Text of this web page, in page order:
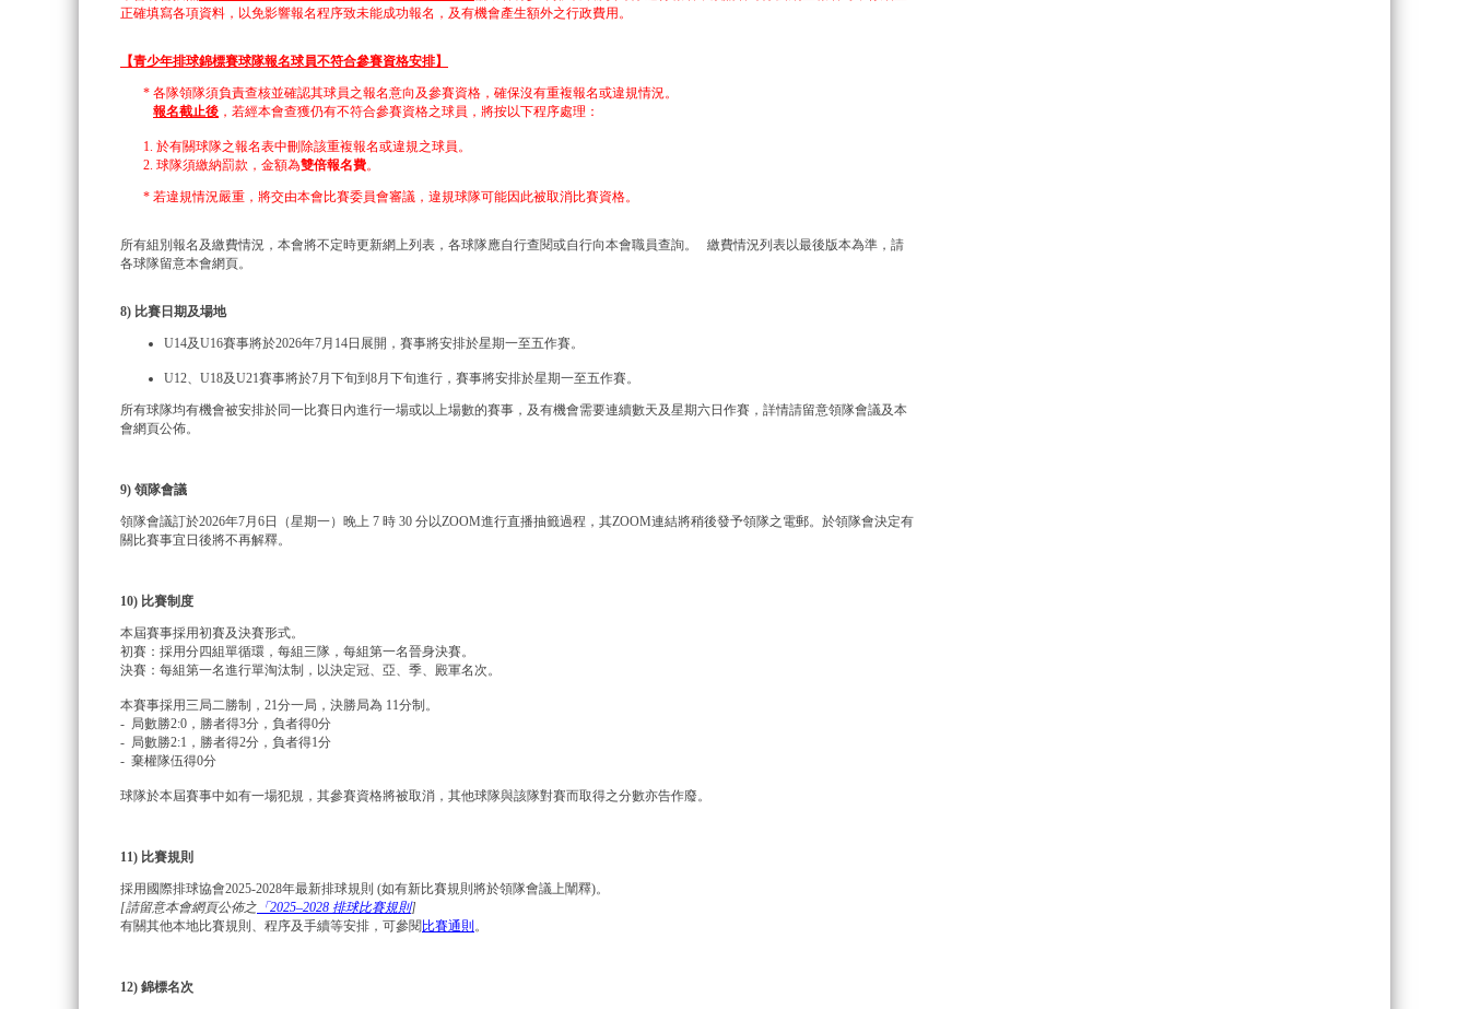
正確填寫各項資料，以免影響報名程序致未能成功報名，及有機會產生額外之行政費用。
【青少年排球錦標賽球隊報名球員不符合參賽資格安排】
* 各隊領隊須負責查核並確認其球員之報名意向及參賽資格，確保沒有重複報名或違規情況。
報名截止後 ，若經本會查獲仍有不符合參賽資格之球員，將按以下程序處理：
1. 於有關球隊之報名表中刪除該重複報名或違規之球員。
2. 球隊須繳納罰款，金額為雙倍報名費。
* 若違規情況嚴重，將交由本會比賽委員會審議，違規球隊可能因此被取消比賽資格。
所有組別報名及繳費情況，本會將不定時更新網上列表，各球隊應自行查閱或自行向本會職員查詢。 繳費情況列表以最後版本為準，請
各球隊留意本會網頁。
8) 比賽日期及場地
U14及U16賽事將於2026年7月14日展開，賽事將安排於星期一至五作賽。
U12、U18及U21賽事將於7月下旬到8月下旬進行，賽事將安排於星期一至五作賽。
所有球隊均有機會被安排於同一比賽日內進行一場或以上場數的賽事，及有機會需要連續數天及星期六日作賽，詳情請留意領隊會議及本
會網頁公佈。
9) 領隊會議
領隊會議訂於2026年7月6日（星期一）晚上 7 時 30 分以ZOOM進行直播抽籤過程，其ZOOM連結將稍後發予領隊之電郵。於領隊會決定有
關比賽事宜日後將不再解釋。
10) 比賽制度
本屆賽事採用初賽及決賽形式。
初賽：採用分四組單循環，每組三隊，每組第一名晉身決賽。
決賽：每組第一名進行單淘汰制，以決定冠、亞、季、殿軍名次。
本賽事採用三局二勝制，21分一局，決勝局為 11分制。
- 局數勝2:0，勝者得3分，負者得0分
- 局數勝2:1，勝者得2分，負者得1分
- 棄權隊伍得0分
球隊於本屆賽事中如有一場犯規，其參賽資格將被取消，其他球隊與該隊對賽而取得之分數亦告作廢。
11) 比賽規則
採用國際排球協會2025-2028年最新排球規則 (如有新比賽規則將於領隊會議上闡釋)。
[請留意本會網頁公佈之 「2025–2028 排球比賽規則]
有關其他本地比賽規則、程序及手續等安排，可參閱 比賽通則 。
12) 錦標名次